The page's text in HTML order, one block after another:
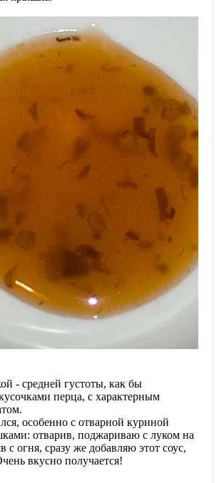
- средней густоты, как бы
перца, с характерным
особенно с отварной куриной
отварив, поджариваю с луком на
с огня, сразу же добавляю этот соус,
вкусно получается!